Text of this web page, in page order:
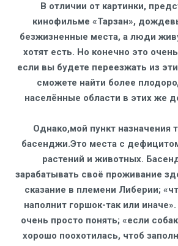
В отличии от картинки,
кинофильме «Тарзан»,
безжизненные места, а люди
хотят есть. Но конечно это
если вы будете переезжать из
сможете найти более
населённые области в этих же
Однако,мой пункт назначения
басенджи.Это места с
растений и животных.
зарабатывать своё проживание
сказание в племени Либерии;
наполнит горшок-так или
очень просто понять; «если
хорошо поохотилась, чтоб